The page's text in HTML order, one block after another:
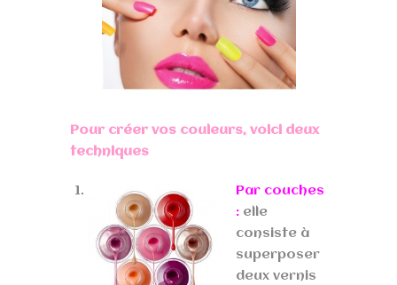
Pour créer vos couleurs, voici deux
techniques
Par couches
: elle
consiste à
superposer
deux vernis